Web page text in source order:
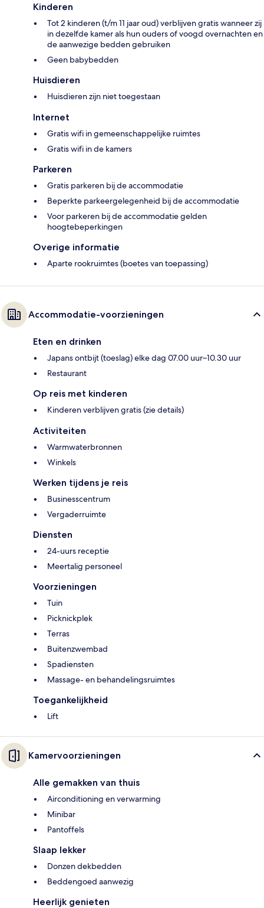
Kinderen
Tot 2 kinderen (t/m 11 jaar oud) verblijven gratis wanneer zij
in dezelfde kamer als hun ouders of voogd overnachten en
de aanwezige bedden gebruiken
Geen babybedden
Huisdieren
Huisdieren zijn niet toegestaan
Internet
Gratis wifi in gemeenschappelijke ruimtes
Gratis wifi in de kamers
Parkeren
Gratis parkeren bij de accommodatie
Beperkte parkeergelegenheid bij de accommodatie
Voor parkeren bij de accommodatie gelden
hoogtebeperkingen
Overige informatie
Aparte rookruimtes (boetes van toepassing)
Accommodatie-voorzieningen
Eten en drinken
Japans ontbijt (toeslag) elke dag 07.00 uur–10.30 uur
Restaurant
Op reis met kinderen
Kinderen verblijven gratis (zie details)
Activiteiten
Warmwaterbronnen
Winkels
Werken tijdens je reis
Businesscentrum
Vergaderruimte
Diensten
24-uurs receptie
Meertalig personeel
Voorzieningen
Tuin
Picknickplek
Terras
Buitenzwembad
Spadiensten
Massage- en behandelingsruimtes
Toegankelijkheid
Lift
Kamervoorzieningen
Alle gemakken van thuis
Airconditioning en verwarming
Minibar
Pantoffels
Slaap lekker
Donzen dekbedden
Beddengoed aanwezig
Heerlijk genieten